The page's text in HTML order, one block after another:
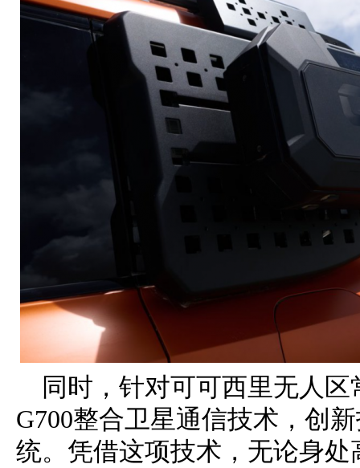
同时，针对可可西里无人
G700整合卫星通信技术，创
统。凭借这项技术，无论身